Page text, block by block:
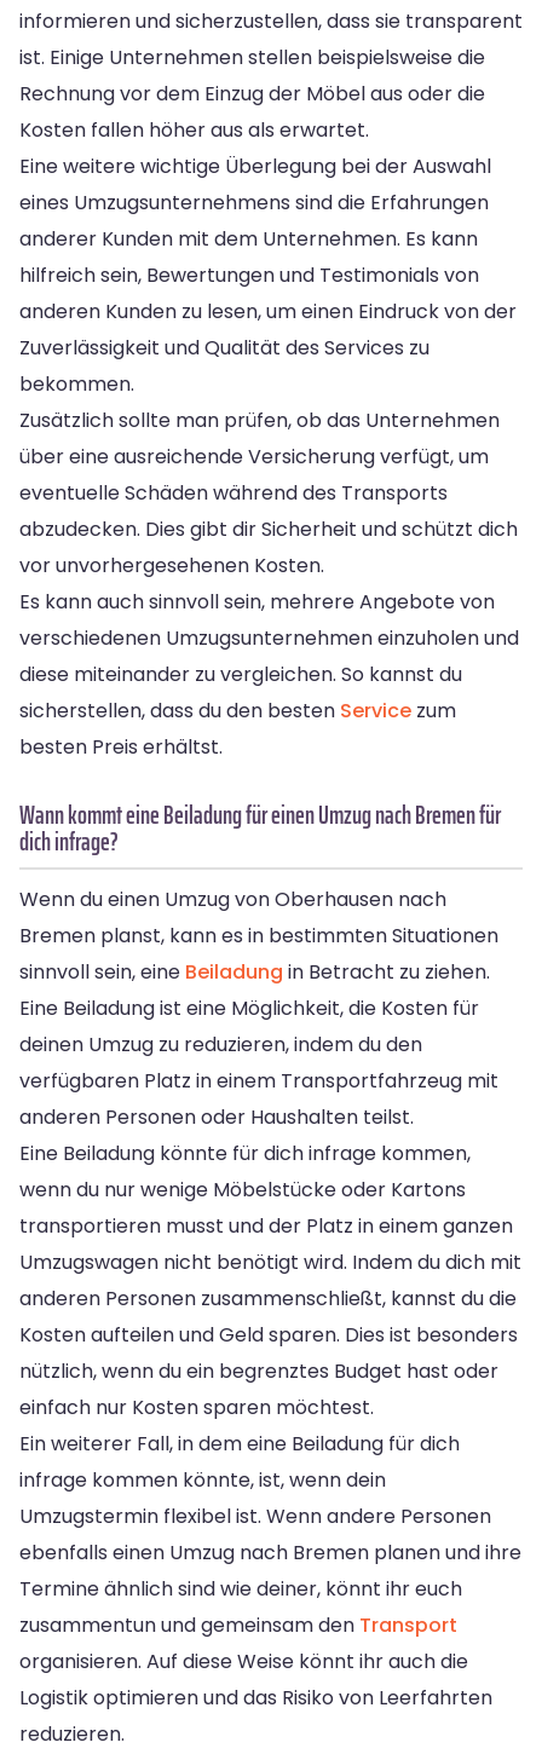
informieren und sicherzustellen, dass sie transparent
ist. Einige Unternehmen stellen beispielsweise die
Rechnung vor dem Einzug der Möbel aus oder die
Kosten fallen höher aus als erwartet.
Eine weitere wichtige Überlegung bei der Auswahl
eines Umzugsunternehmens sind die Erfahrungen
anderer Kunden mit dem Unternehmen. Es kann
hilfreich sein, Bewertungen und Testimonials von
anderen Kunden zu lesen, um einen Eindruck von der
Zuverlässigkeit und Qualität des Services zu
bekommen.
Zusätzlich sollte man prüfen, ob das Unternehmen
über eine ausreichende Versicherung verfügt, um
eventuelle Schäden während des Transports
abzudecken. Dies gibt dir Sicherheit und schützt dich
vor unvorhergesehenen Kosten.
Es kann auch sinnvoll sein, mehrere Angebote von
verschiedenen Umzugsunternehmen einzuholen und
diese miteinander zu vergleichen. So kannst du
sicherstellen, dass du den besten Service zum
besten Preis erhältst.
Wann kommt eine Beiladung für einen Umzug nach Bremen für
dich infrage?
Wenn du einen Umzug von Oberhausen nach
Bremen planst, kann es in bestimmten Situationen
sinnvoll sein, eine Beiladung in Betracht zu ziehen.
Eine Beiladung ist eine Möglichkeit, die Kosten für
deinen Umzug zu reduzieren, indem du den
verfügbaren Platz in einem Transportfahrzeug mit
anderen Personen oder Haushalten teilst.
Eine Beiladung könnte für dich infrage kommen,
wenn du nur wenige Möbelstücke oder Kartons
transportieren musst und der Platz in einem ganzen
Umzugswagen nicht benötigt wird. Indem du dich mit
anderen Personen zusammenschließt, kannst du die
Kosten aufteilen und Geld sparen. Dies ist besonders
nützlich, wenn du ein begrenztes Budget hast oder
einfach nur Kosten sparen möchtest.
Ein weiterer Fall, in dem eine Beiladung für dich
infrage kommen könnte, ist, wenn dein
Umzugstermin flexibel ist. Wenn andere Personen
ebenfalls einen Umzug nach Bremen planen und ihre
Termine ähnlich sind wie deiner, könnt ihr euch
zusammentun und gemeinsam den Transport
organisieren. Auf diese Weise könnt ihr auch die
Logistik optimieren und das Risiko von Leerfahrten
reduzieren.